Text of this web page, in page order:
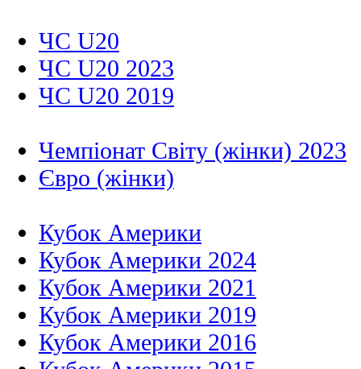
ЧС U20
ЧС U20 2023
ЧС U20 2019
Чемпіонат Світу (жінки) 2023
Євро (жінки)
Кубок Америки
Кубок Америки 2024
Кубок Америки 2021
Кубок Америки 2019
Кубок Америки 2016